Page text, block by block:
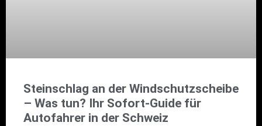
Steinschlag an der Windschutzscheibe
– Was tun? Ihr Sofort-Guide für
Autofahrer in der Schweiz